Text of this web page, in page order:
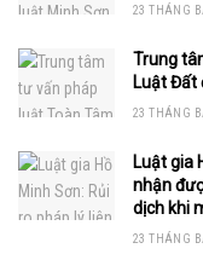
23 THÁNG
Trung
Luật Đất
23 THÁNG
Luật gia
nhận
dịch khi
23 THÁNG